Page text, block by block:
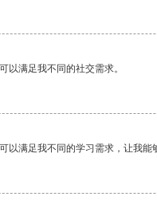
以满足我不同的社交需求。
以满足我不同的学习需求，让我能